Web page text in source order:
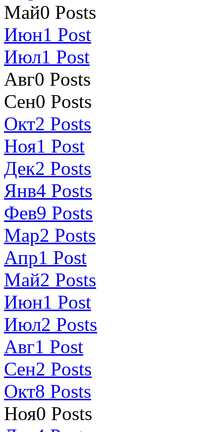
Май0 Posts
Июн1 Post
Июл1 Post
Авг0 Posts
Сен0 Posts
Окт2 Posts
Ноя1 Post
Дек2 Posts
Янв4 Posts
Фев9 Posts
Мар2 Posts
Апр1 Post
Май2 Posts
Июн1 Post
Июл2 Posts
Авг1 Post
Сен2 Posts
Окт8 Posts
Ноя0 Posts